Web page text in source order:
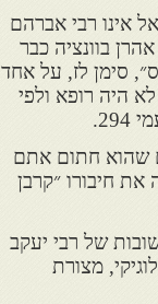
אינו רבי אברהם
בוונציה כבר
סימן לז, על אחד
היה רופא ולפי
שהוא חתום אתם
חיבורו ״קרבן
של רבי יעקב
מצורת